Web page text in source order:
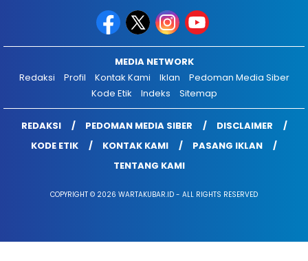
MEDIA NETWORK
Redaksi
Profil Kontak Kami Iklan
Pedoman Media Siber
Kode Etik
Indeks Sitemap
REDAKSI PEDOMAN MEDIA SIBER
DISCLAIMER
KODE ETIK
KONTAK KAMI
PASANG IKLAN
TENTANG KAMI
COPYRIGHT © 2026 WARTAKUBAR.ID - ALL RIGHTS RESERVED